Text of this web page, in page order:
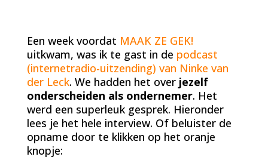
Een week voordat MAAK ZE GEK!
uitkwam, was ik te gast in de podcast
(internetradio-uitzending) van Ninke van
der Leck. We hadden het over jezelf
onderscheiden als ondernemer. Het
werd een superleuk gesprek. Hieronder
lees je het hele interview. Of beluister de
opname door te klikken op het oranje
knopje: